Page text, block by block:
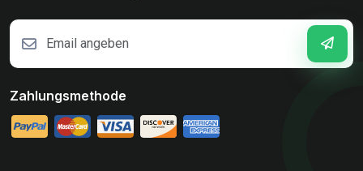
Zahlungsmethode